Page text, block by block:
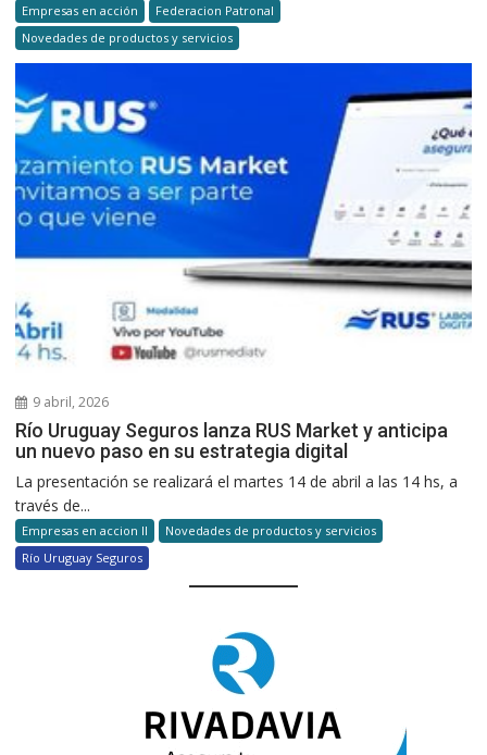
Empresas en acción
Federacion Patronal
Novedades de productos y servicios
9 abril, 2026
Río Uruguay Seguros lanza RUS Market y anticipa
un nuevo paso en su estrategia digital
La presentación se realizará el martes 14 de abril a las 14 hs, a
través de...
Empresas en accion II
Novedades de productos y servicios
Río Uruguay Seguros